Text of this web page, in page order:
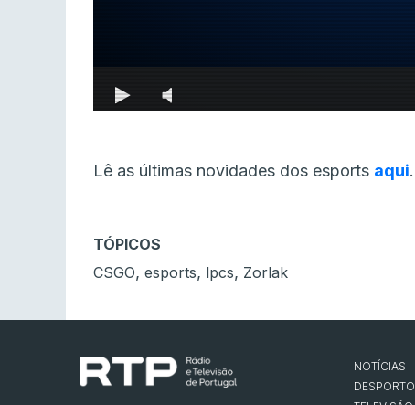
Lê as últimas novidades dos esports aqui.
TÓPICOS
CSGO, esports, lpcs, Zorlak
NOTÍCIAS
DESPORTO